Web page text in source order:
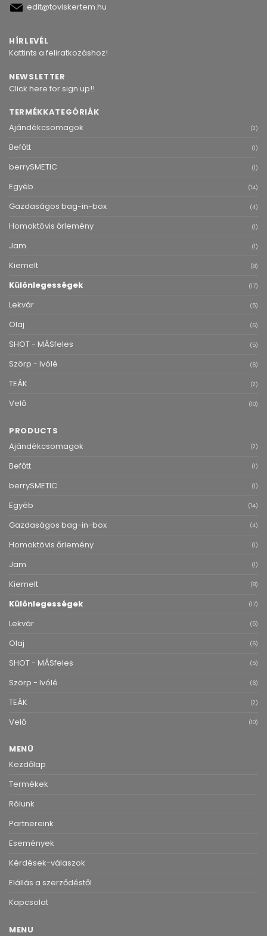
edit@toviskertem.hu
HÍRLEVÉL
Kattints a feliratkozáshoz!
NEWSLETTER
Click here for sign up!!
TERMÉKKATEGÓRIÁK
Ajándékcsomagok
(2)
Befőtt (1)
berrySMETIC (1)
Egyéb (14)
Gazdaságos bag-in-box (4)
Homoktövis őrlemény (1)
Jam (1)
Kiemelt (8)
Különlegességek (17)
Lekvár (5)
Olaj (6)
SHOT - MÁSfeles (5)
Szörp - Ivólé (6)
TEÁK (2)
Velő (10)
PRODUCTS
Ajándékcsomagok
(2)
Befőtt (1)
berrySMETIC (1)
Egyéb (14)
Gazdaságos bag-in-box (4)
Homoktövis őrlemény (1)
Jam (1)
Kiemelt (8)
Különlegességek (17)
Lekvár (5)
Olaj (6)
SHOT - MÁSfeles (5)
Szörp - Ivólé (6)
TEÁK (2)
Velő (10)
MENÜ
Kezdőlap
Termékek
Rólunk
Partnereink
Események
Kérdések-válaszok
Elállás a szerződéstől
Kapcsolat
MENU